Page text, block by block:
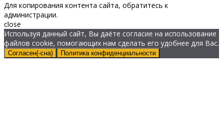
Для копирования контента сайта, обратитесь к
администрации.
close
Используя данный сайт, Вы даёте согласие на использование
файлов cookie, помогающих нам сделать его удобнее для Вас.
Согласен(-сна) Политика конфиденциальности